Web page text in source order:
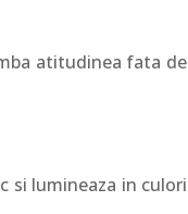
atitudinea fata de
si lumineaza in culori